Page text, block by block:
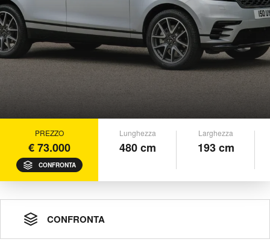
PREZZO
€ 73.000
CONFRONTA
Lunghezza
480 cm
Larghezza
193 cm
CONFRONTA